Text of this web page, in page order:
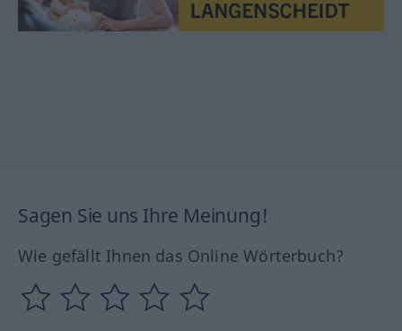
Sagen Sie uns Ihre Meinung!
Wie gefällt Ihnen das Online Wörterbuch?